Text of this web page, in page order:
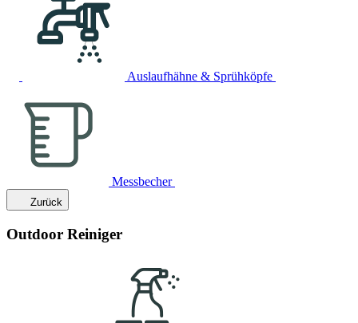
Auslaufhähne & Sprühköpfe
Messbecher
Zurück
Outdoor Reiniger